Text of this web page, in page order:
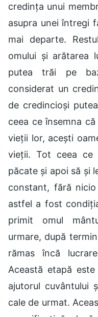
credința unui
asupra unei întregi
mai departe.
omului și arătarea
putea trăi pe
considerat un
de credincioși
ceea ce însemna
vieții lor, acești
vieții. Tot ceea
păcate și apoi să și
constant, fără
astfel a fost
primit omul
urmare, după
rămas încă
Această etapă
ajutorul cuvântului
cale de urmat.